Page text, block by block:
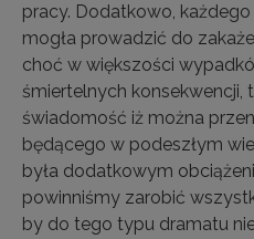
pracy. Dodatkowo,
mogła prowadzić do
choć w większości
śmiertelnych konsekwencji,
świadomość iż można
będącego w podeszłym
była dodatkowym
powinniśmy zarobić
by do tego typu dramatu